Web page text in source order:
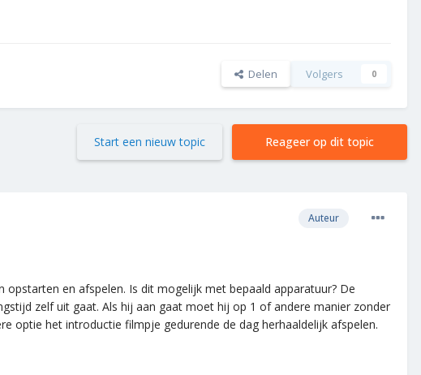
Delen Volgers 0
Reageer op dit topic
Start een nieuw topic
Auteur
en afspelen. Is dit mogelijk met bepaald apparatuur? De
zelf uit gaat. Als hij aan gaat moet hij op 1 of andere manier zonder
optie het introductie filmpje gedurende de dag herhaaldelijk afspelen.